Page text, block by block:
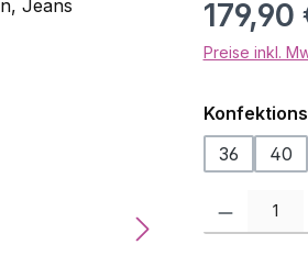
Regulärer
179,90
Preise inkl.
36
40
Produkt